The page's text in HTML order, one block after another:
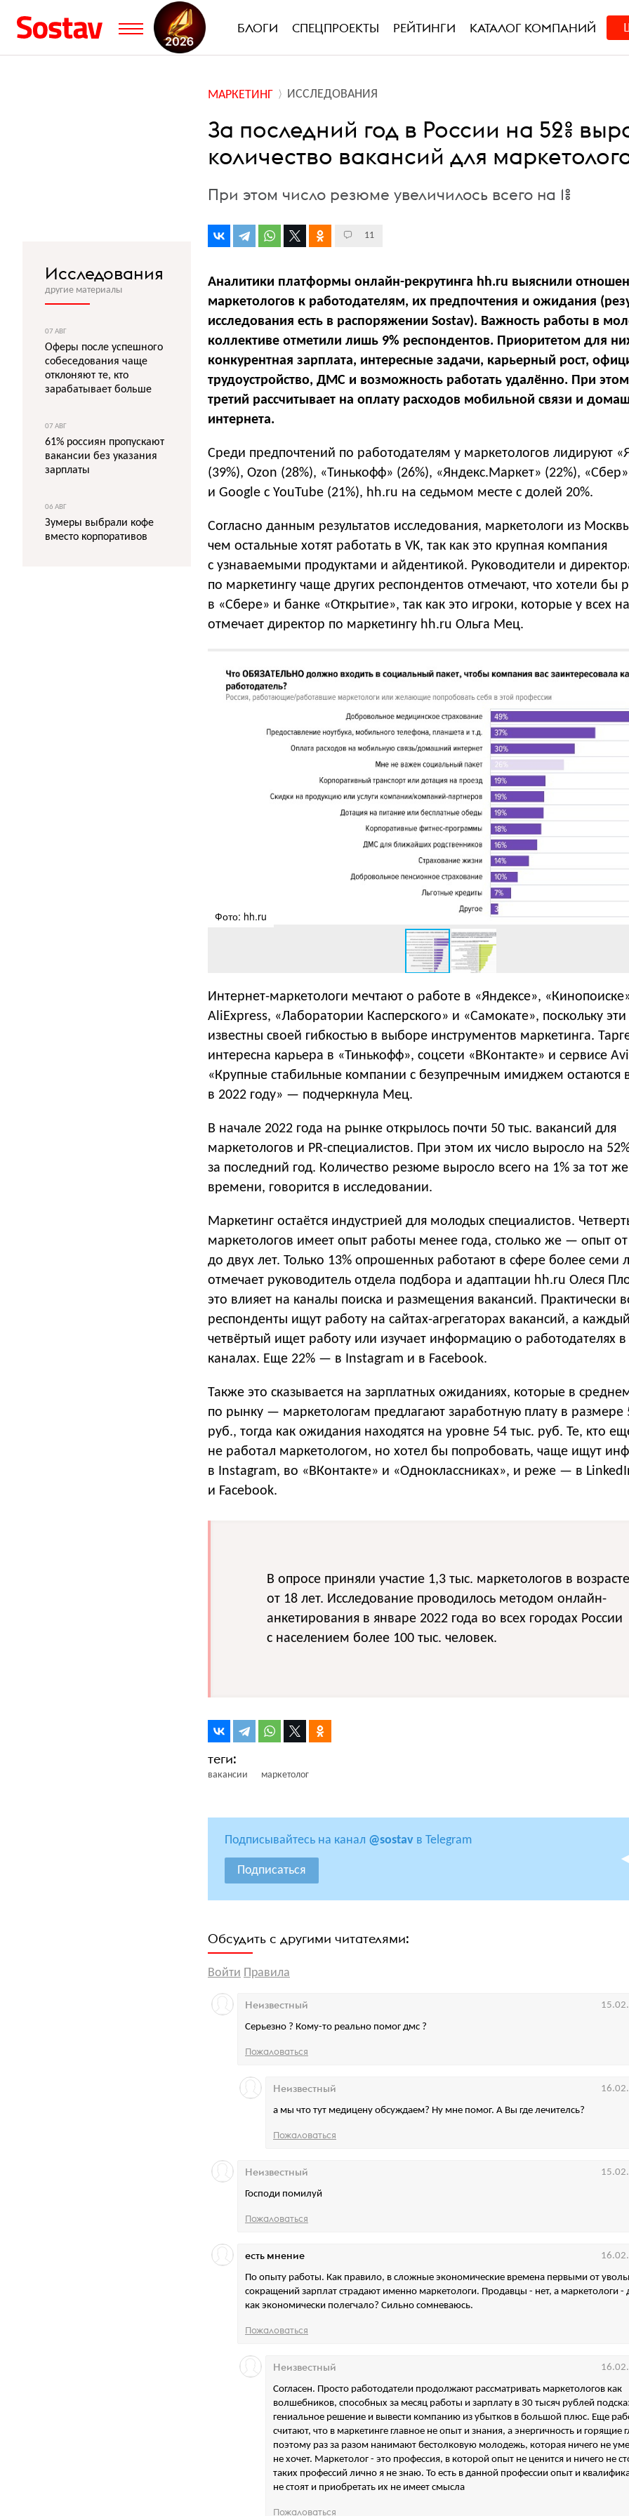
БЛОГИ СПЕЦПРОЕКТЫ РЕЙТИНГИ КАТАЛОГ КОМПАНИЙ
МАРКЕТИНГ ИССЛЕДОВАНИЯ
За последний год в России на 52%
количество вакансий для
При этом число резюме увеличилось всего на 1%
11
Аналитики платформы онлайн-рекрутинга hh.ru выяснили
маркетологов к работодателям, их предпочтения и ожидания
исследования есть в распоряжении Sostav). Важность работы в
коллективе отметили лишь 9% респондентов. Приоритетом для
конкурентная зарплата, интересные задачи, карьерный рост,
трудоустройство, ДМС и возможность работать удалённо. При
третий рассчитывает на оплату расходов мобильной связи и
интернета.
Среди предпочтений по работодателям у маркетологов лидируют
(39%), Ozon (28%), «Тинькофф» (26%), «Яндекс.Маркет» (22%),
и Google с YouTube (21%), hh.ru на седьмом месте с долей 20%.
Согласно данным результатов исследования, маркетологи из
чем остальные хотят работать в VK, так как это крупная компания
с узнаваемыми продуктами и айдентикой. Руководители и
по маркетингу чаще других респондентов отмечают, что хотели бы
в «Сбере» и банке «Открытие», так как это игроки, которые у всех
отмечает директор по маркетингу hh.ru Ольга Мец.
Фото: hh.ru
Интернет-маркетологи мечтают о работе в «Яндексе»,
AliExpress, «Лаборатории Касперского» и «Самокате», поскольку
известны своей гибкостью в выборе инструментов маркетинга.
интересна карьера в «Тинькофф», соцсети «ВКонтакте» и сервисе
«Крупные стабильные компании с безупречным имиджем остаются
в 2022 году» — подчеркнула Мец.
В начале 2022 года на рынке открылось почти 50 тыс. вакансий для
маркетологов и PR-специалистов. При этом их число выросло на
за последний год. Количество резюме выросло всего на 1% за тот
времени, говорится в исследовании.
Маркетинг остаётся индустрией для молодых специалистов.
маркетологов имеет опыт работы менее года, столько же — опыт
до двух лет. Только 13% опрошенных работают в сфере более семи
отмечает руководитель отдела подбора и адаптации hh.ru Олеся
это влияет на каналы поиска и размещения вакансий. Практически
респонденты ищут работу на сайтах-агрегаторах вакансий, а
четвёртый ищет работу или изучает информацию о работодателях в
каналах. Еще 22% — в Instagram и в Facebook.
Также это сказывается на зарплатных ожиданиях, которые в
по рынку — маркетологам предлагают заработную плату в размере
руб., тогда как ожидания находятся на уровне 54 тыс. руб. Те, кто
не работал маркетологом, но хотел бы попробовать, чаще ищут
в Instagram, во «ВКонтакте» и «Одноклассниках», и реже — в
и Facebook.
В опросе приняли участие 1,3 тыс. маркетологов в возрасте
от 18 лет. Исследование проводилось методом онлайн-
анкетирования в январе 2022 года во всех городах России
с населением более 100 тыс. человек.
вакансии маркетолог
Подписывайтесь на канал @sostav в Telegram
Подписаться
Обсудить с другими читателями:
Войти Правила
Серьезно ? Кому-то реально помог дмс ?
Неизвестный
Пожаловаться
а мы что тут медицену обсуждаем? Ну мне помог. А Вы где лечителсь?
Неизвестный
Пожаловаться
Господи помилуй
Неизвестный
Пожаловаться
По опыту работы. Как правило, в сложные экономические времена первыми от
сокращений зарплат страдают именно маркетологи. Продавцы - нет, а маркетологи -
как экономически полегчало? Сильно сомневаюсь.
есть мнение
Пожаловаться
Согласен. Просто работодатели продолжают рассматривать маркетологов как
волшебников, способных за месяц работы и зарплату в 30 тысяч рублей
гениальное решение и вывести компанию из убытков в большой плюс. Еще
считают, что в маркетинге главное не опыт и знания, а энергичность и горящие
поэтому раз за разом нанимают бестолковую молодежь, которая ничего не
не хочет. Маркетолог - это профессия, в которой опыт не ценится и ничего не
таких профессий лично я не знаю. То есть в данной профессии опыт и
не стоят и приобретать их не имеет смысла
Неизвестный
Пожаловаться
Исследования
другие материалы
07 АВГ
Оферы после успешного
собеседования чаще
отклоняют те, кто
зарабатывает больше
07 АВГ
61% россиян пропускают
вакансии без указания
зарплаты
06 АВГ
Зумеры выбрали кофе
вместо корпоративов